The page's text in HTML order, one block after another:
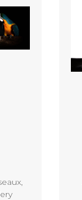
,